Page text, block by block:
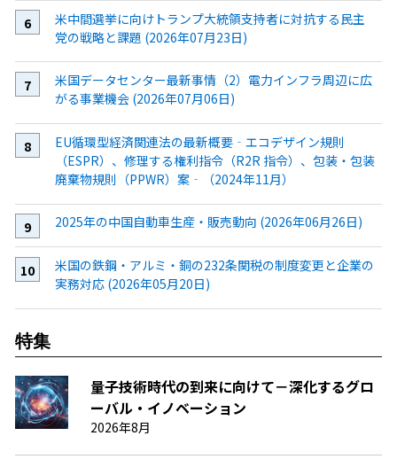
米中間選挙に向けトランプ大統領支持者に対抗する民主
党の戦略と課題 (2026年07月23日)
米国データセンター最新事情（2）電力インフラ周辺に広
がる事業機会 (2026年07月06日)
EU循環型経済関連法の最新概要‐エコデザイン規則
（ESPR）、修理する権利指令（R2R 指令）、包装・包装
廃棄物規則（PPWR）案‐（2024年11月）
2025年の中国自動車生産・販売動向 (2026年06月26日)
米国の鉄鋼・アルミ・銅の232条関税の制度変更と企業の
実務対応 (2026年05月20日)
特集
量子技術時代の到来に向けて－深化するグロ
ーバル・イノベーション
2026年8月